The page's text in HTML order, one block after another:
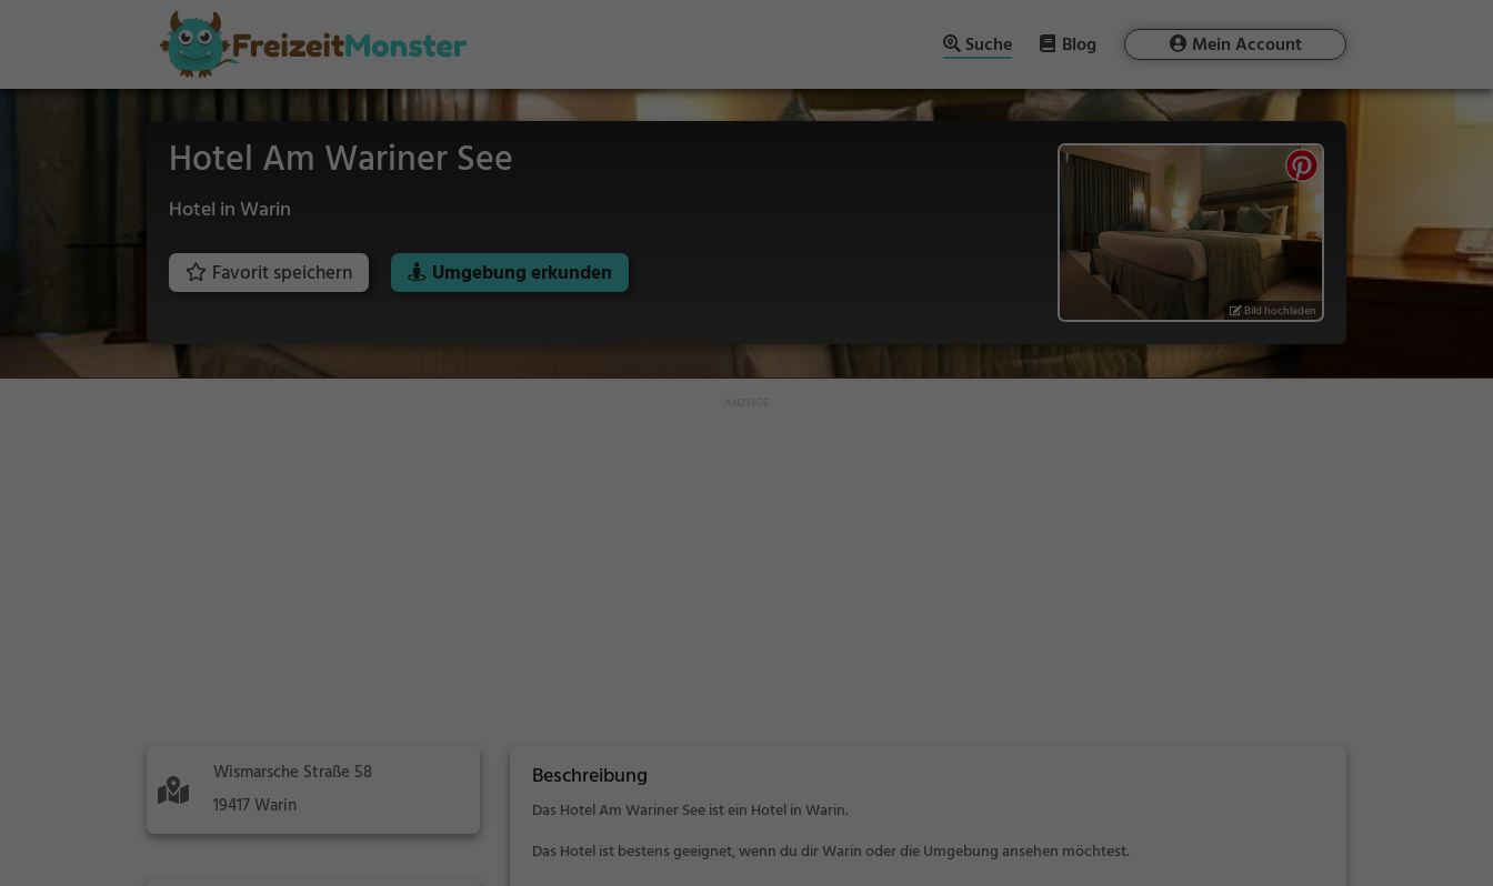
Suche Blog Mein Account
Hotel Am Wariner See
Hotel in Warin
Favorit speichern Umgebung erkunden
Bild hochladen
Wismarsche Straße 58
19417 Warin
Beschreibung
Das Hotel Am Wariner See ist ein Hotel in Warin.
Das Hotel ist bestens geeignet, wenn du dir Warin oder die Umgebung ansehen möchtest.